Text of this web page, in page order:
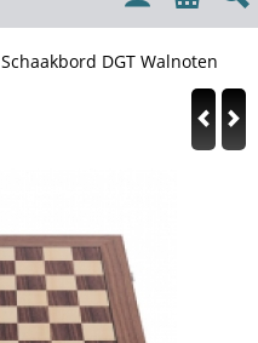
Schaakbord DGT Walnoten